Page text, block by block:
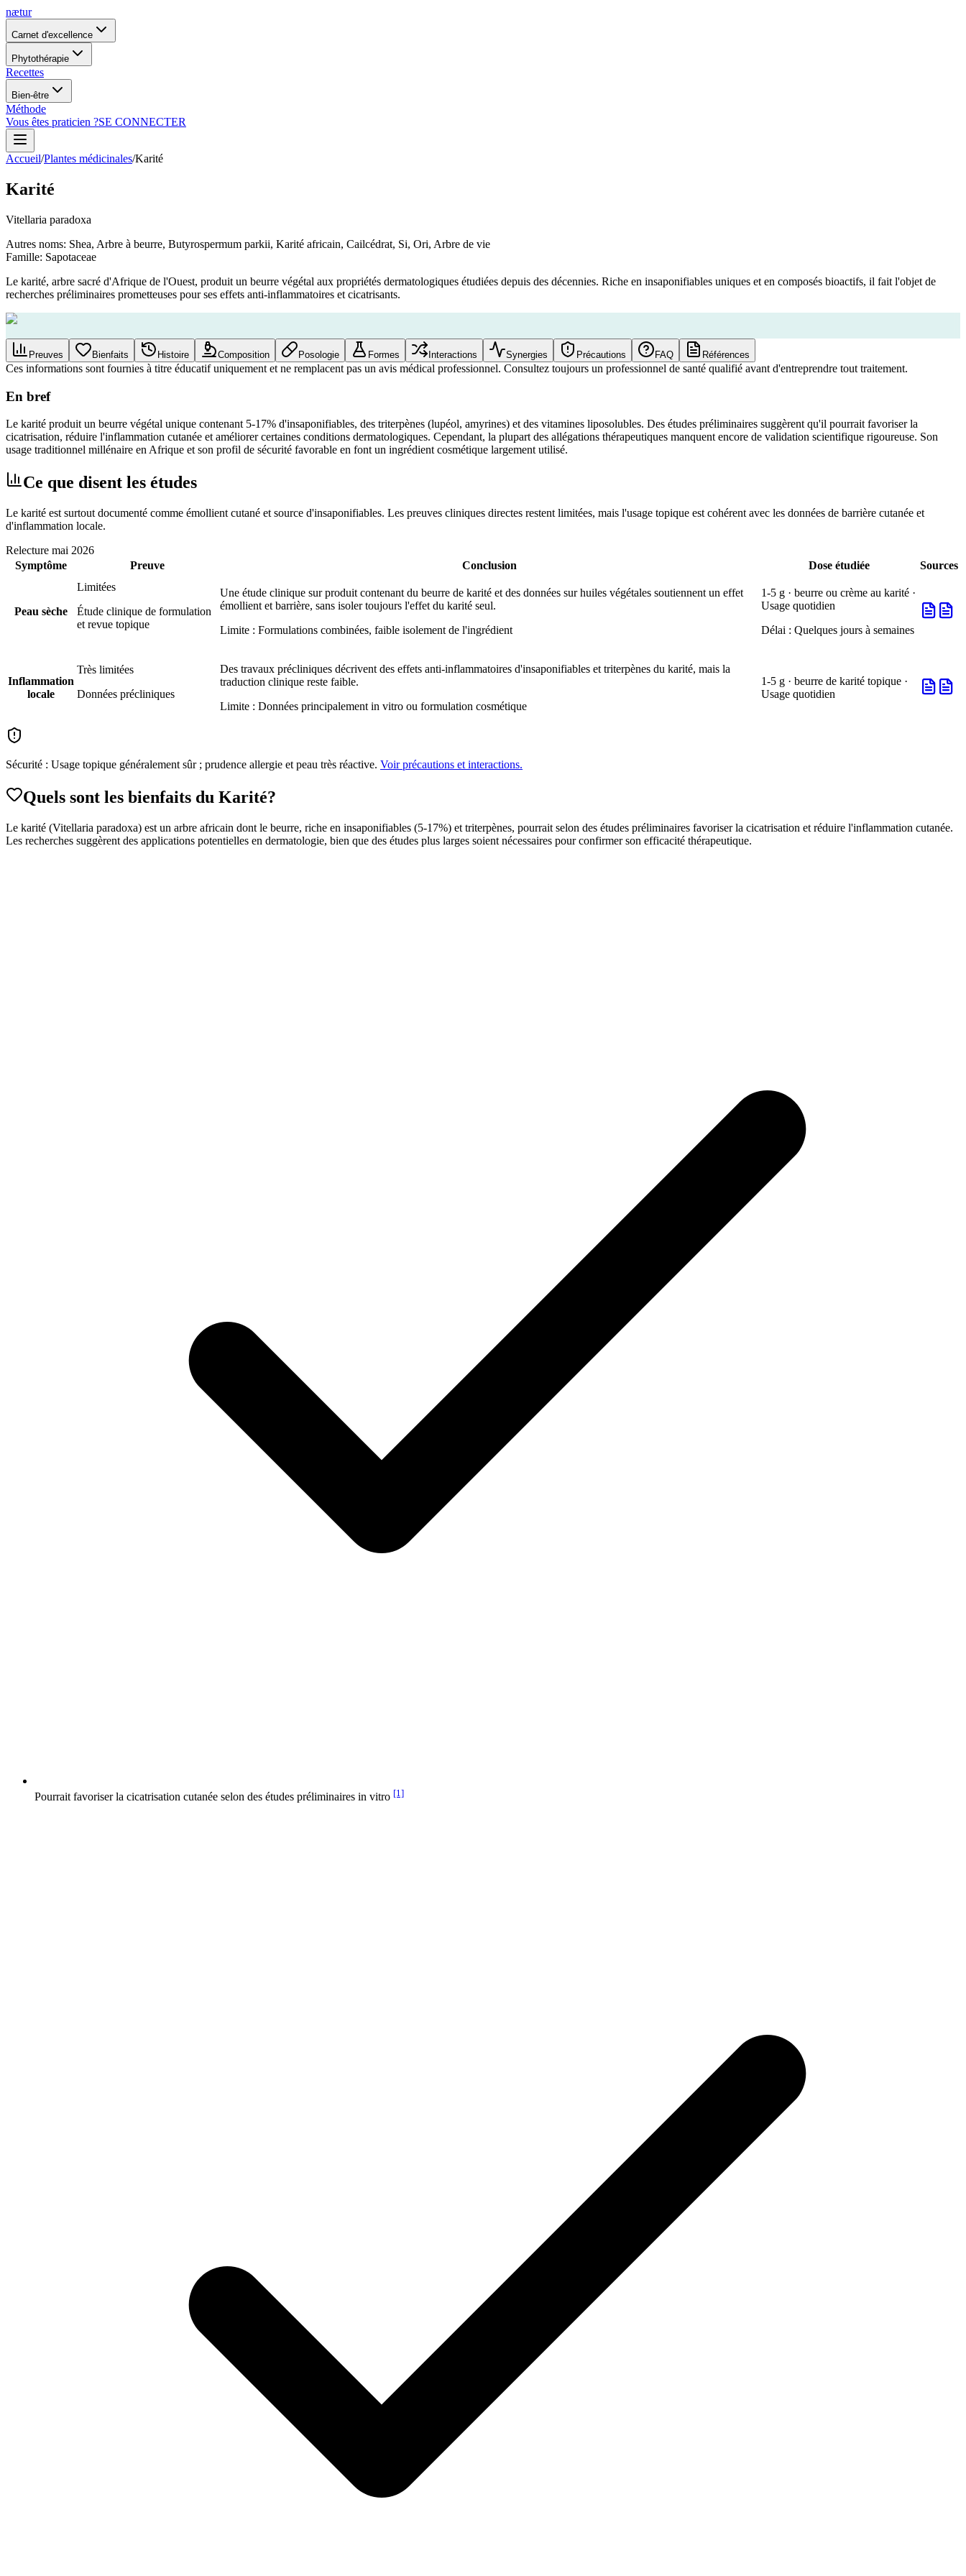
nætur
Carnet d'excellence
Phytothérapie
Recettes
Bien-être
Méthode
Vous êtes praticien ?SE CONNECTER
Accueil/Plantes médicinales/Karité
Karité
Vitellaria paradoxa
Autres noms: Shea, Arbre à beurre, Butyrospermum parkii, Karité africain, Cailcédrat, Si, Ori, Arbre de vie
Famille: Sapotaceae
Le karité, arbre sacré d'Afrique de l'Ouest, produit un beurre végétal aux propriétés dermatologiques étudiées depuis des décennies. Riche en insaponifiables uniques et en composés bioactifs, il fait l'objet de
recherches préliminaires prometteuses pour ses effets anti-inflammatoires et cicatrisants.
Preuves Bienfaits Histoire Composition Posologie Formes Interactions Synergies Précautions FAQ Références
Ces informations sont fournies à titre éducatif uniquement et ne remplacent pas un avis médical professionnel. Consultez toujours un professionnel de santé qualifié avant d'entreprendre tout traitement.
En bref
Le karité produit un beurre végétal unique contenant 5-17% d'insaponifiables, des triterpènes (lupéol, amyrines) et des vitamines liposolubles. Des études préliminaires suggèrent qu'il pourrait favoriser la
cicatrisation, réduire l'inflammation cutanée et améliorer certaines conditions dermatologiques. Cependant, la plupart des allégations thérapeutiques manquent encore de validation scientifique rigoureuse. Son
usage traditionnel millénaire en Afrique et son profil de sécurité favorable en font un ingrédient cosmétique largement utilisé.
Ce que disent les études
Le karité est surtout documenté comme émollient cutané et source d'insaponifiables. Les preuves cliniques directes restent limitées, mais l'usage topique est cohérent avec les données de barrière cutanée et
d'inflammation locale.
Relecture mai 2026
Symptôme
Preuve Conclusion Dose étudiée Sources
Peau sèche
Limitées
Étude clinique de formulation
et revue topique
Une étude clinique sur produit contenant du beurre de karité et des données sur huiles végétales soutiennent un effet
émollient et barrière, sans isoler toujours l'effet du karité seul.
Limite : Formulations combinées, faible isolement de l'ingrédient
1-5 g · beurre ou crème au karité ·
Usage quotidien
Délai : Quelques jours à semaines
Inflammation
locale
Très limitées
Données précliniques
Des travaux précliniques décrivent des effets anti-inflammatoires d'insaponifiables et triterpènes du karité, mais la
traduction clinique reste faible.
Limite : Données principalement in vitro ou formulation cosmétique
1-5 g · beurre de karité topique ·
Usage quotidien
Sécurité : Usage topique généralement sûr ; prudence allergie et peau très réactive. Voir précautions et interactions.
Quels sont les bienfaits du Karité?
Le karité (Vitellaria paradoxa) est un arbre africain dont le beurre, riche en insaponifiables (5-17%) et triterpènes, pourrait selon des études préliminaires favoriser la cicatrisation et réduire l'inflammation cutanée.
Les recherches suggèrent des applications potentielles en dermatologie, bien que des études plus larges soient nécessaires pour confirmer son efficacité thérapeutique.
Pourrait favoriser la cicatrisation cutanée selon des études préliminaires in vitro [1]